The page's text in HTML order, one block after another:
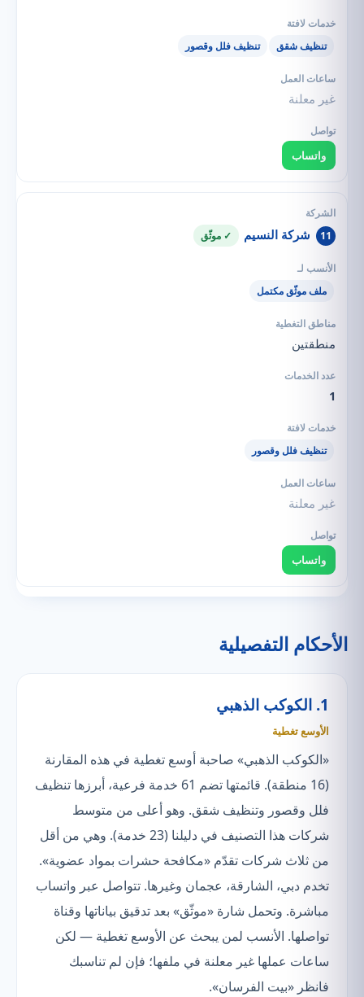
تنظيف شقق تنظيف فلل وقصور
غير معلنة
واتساب
11 شركة النسيم ✓ موثّق
ملف موثّق مكتمل
منطقتين
1
تنظيف فلل وقصور
غير معلنة
واتساب
الأحكام التفصيلية
1. الكوكب الذهبي
الأوسع تغطية
«الكوكب الذهبي» صاحبة أوسع تغطية في هذه المقارنة
(16 منطقة). قائمتها تضم 61 خدمة فرعية، أبرزها تنظيف
فلل وقصور وتنظيف شقق. وهو أعلى من متوسط
شركات هذا التصنيف في دليلنا (23 خدمة). وهي من أقل
من ثلاث شركات تقدّم «مكافحة حشرات بمواد عضوية».
تخدم دبي، الشارقة، عجمان وغيرها. تتواصل عبر واتساب
مباشرة. وتحمل شارة «موثّق» بعد تدقيق بياناتها وقناة
تواصلها. الأنسب لمن يبحث عن الأوسع تغطية — لكن
ساعات عملها غير معلنة في ملفها؛ فإن لم تناسبك
فانظر «بيت الفرسان».